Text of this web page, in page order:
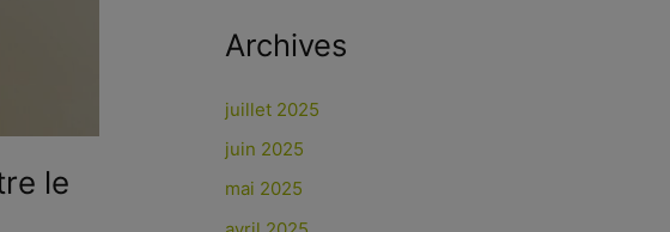
le
Archives
juillet 2025
juin 2025
mai 2025